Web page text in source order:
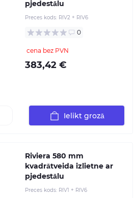
pjedestālu
Preces kods: RIV2 + RIV6
0
cena bez PVN
383,42 €
Ielikt grozā
Riviera 580 mm
kvadrātveida izlietne ar
pjedestālu
Preces kods: RIV1 + RIV6